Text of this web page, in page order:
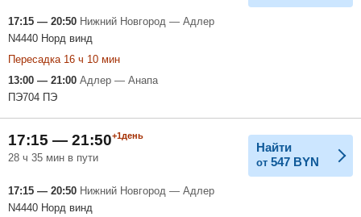
17:15 — 20:50 Нижний Новгород — Адлер
N4440 Норд винд
Пересадка 16 ч 10 мин
13:00 — 21:00 Адлер — Анапа
ПЭ704 ПЭ
17:15 — 21:50+1день
28 ч 35 мин в пути
Найти
от 547 BYN
17:15 — 20:50 Нижний Новгород — Адлер
N4440 Норд винд